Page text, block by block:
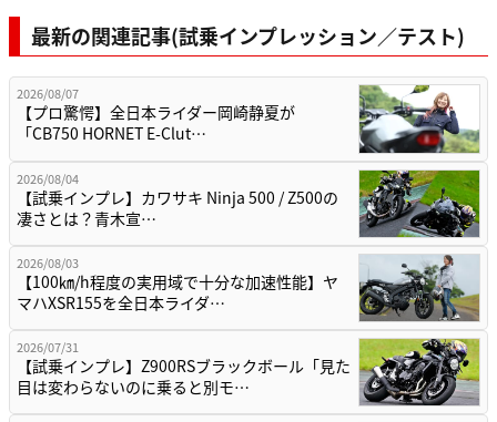
最新の関連記事(試乗インプレッション／テスト)
2026/08/07
【プロ驚愕】全日本ライダー岡崎静夏が
「CB750 HORNET E-Clut…
2026/08/04
【試乗インプレ】カワサキ Ninja 500 / Z500の
凄さとは？青木宣…
2026/08/03
【100㎞/h程度の実用域で十分な加速性能】ヤ
マハXSR155を全日本ライダ…
2026/07/31
【試乗インプレ】Z900RSブラックボール「見た
目は変わらないのに乗ると別モ…